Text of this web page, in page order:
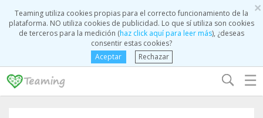
×
Teaming utiliza cookies propias para el correcto funcionamiento de la
plataforma. NO utiliza cookies de publicidad. Lo que sí utiliza son cookies
de terceros para la medición (haz click aquí para leer más), ¿deseas
consentir estas cookies?
Aceptar
Rechazar
☰